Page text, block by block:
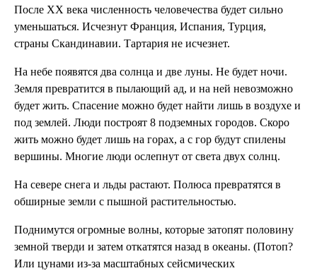
После XX века численность человечества будет сильно
уменьшаться. Исчезнут Франция, Испания, Турция,
страны Скандинавии. Тартария не исчезнет.
На небе появятся два солнца и две луны. Не будет ночи.
Земля превратится в пылающий ад, и на ней невозможно
будет жить. Спасение можно будет найти лишь в воздухе и
под землей. Люди построят 8 подземных городов. Скоро
жить можно будет лишь на горах, а с гор будут спилены
вершины. Многие люди ослепнут от света двух солнц.
На севере снега и льды растают. Полюса превратятся в
обширные земли с пышной растительностью.
Поднимутся огромные волны, которые затопят половину
земной тверди и затем откатятся назад в океаны. (Потоп?
Или цунами из-за масштабных сейсмических